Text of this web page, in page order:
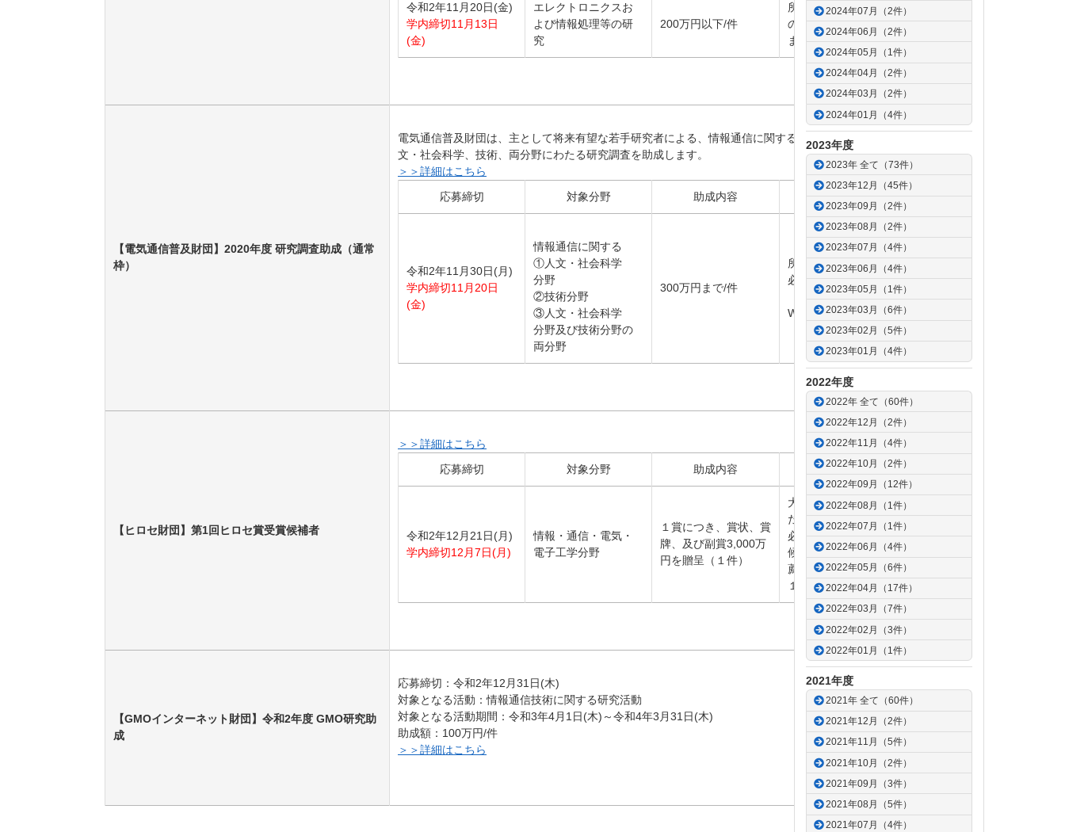
2024年07月（2件）
2024年06月（2件）
2024年05月（1件）
2024年04月（2件）
2024年03月（2件）
2024年01月（4件）
2023年度
2023年 全て（73件）
2023年12月（45件）
2023年09月（2件）
2023年08月（2件）
2023年07月（4件）
2023年06月（4件）
2023年05月（1件）
2023年03月（6件）
2023年02月（5件）
2023年01月（4件）
2022年度
2022年 全て（60件）
2022年12月（2件）
2022年11月（4件）
2022年10月（2件）
2022年09月（12件）
2022年08月（1件）
2022年07月（1件）
2022年06月（4件）
2022年05月（6件）
2022年04月（17件）
2022年03月（7件）
2022年02月（3件）
2022年01月（1件）
2021年度
2021年 全て（60件）
2021年12月（2件）
2021年11月（5件）
2021年10月（2件）
2021年09月（3件）
2021年08月（5件）
2021年07月（4件）
令和2年11月20日(金)
学内締切11月13日
(金)
エレクトロニクスお
よび情報処理等の研
究
200万円 以下/件
所属 機関長又は学部長
の
確認印が必要となり
ます。
ページトップへ
【電気通信普及財団】2020年度 研究調査助成（通常
枠）
電気通信普及財団は、主として将来有望な若手研究者による、情報通信に関する研究調査を助成します。人
文・社会科学、技術、両分野にわたる研究調査を助成します。
＞＞詳細はこちら
応募締切
対象分野 助成内容 備 考
令和2年11月30日(月)
学内締切11月20日
(金)
情報通信に関する
①人文 ・ 社会科学
分野
②技術分野
③人文 ・ 社会科学
分野及び技術分野の
両分野
300万円まで/件
所属 機関長の推薦 が
必要となります。
Web 申請
【ヒロセ財団】第1回ヒロセ賞受賞候補者
＞＞詳細はこちら
応募締切
対象分野 助成内容 備 考
令和2年12月21日(月)
学内締切12月7日(月)
情報・通信・電気・
電子工学分野
１賞につき、賞状、賞
牌、及び副賞3,000万
円を贈呈（１件）
大学、研究機関の長ま
たは部局長の推薦が
必要となります。
候補者の推薦は、１推
薦人につき１件（原則
１名）
ページトップへ
【GMOインターネット財団】令和2年度 GMO研究助
成
応募締切：令和2年12月31日(木)
対象となる活動：情報通信技術に関する研究活動
対象となる活動期間：令和3年4月1日(木)～令和4年3月31日(木)
助成額：100万円/件
＞＞詳細はこちら
ページトップへ